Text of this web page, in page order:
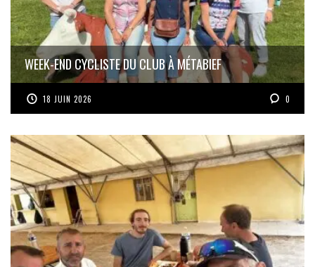
WEEK-END CYCLISTE DU CLUB À MÉTABIEF
18 JUIN 2026 0